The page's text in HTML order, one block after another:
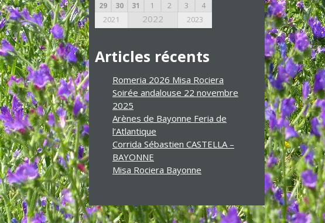
29
30 31 1 2 3 4
2021 2022 2023
Articles récents
Romeria 2026 Misa Rociera
Soirée andalouse 22 novembre
2025
Arènes de Bayonne Feria de
l’Atlantique
Corrida Sébastien CASTELLA –
BAYONNE
Misa Rociera Bayonne